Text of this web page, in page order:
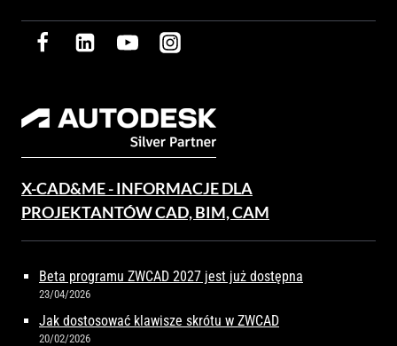
X-CAD&ME - INFORMACJE DLA
PROJEKTANTÓW CAD, BIM, CAM
Beta programu ZWCAD 2027 jest już dostępna
23/04/2026
Jak dostosować klawisze skrótu w ZWCAD
20/02/2026